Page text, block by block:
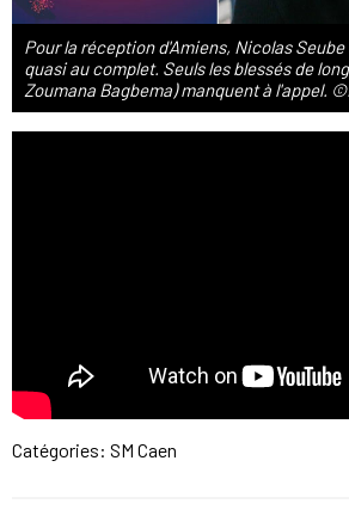
Pour la réception d'Amiens, Nicolas
quasi au complet. Seuls les blessés de
Zoumana Bagbema) manquent à l'appel.
Catégories: SM Caen